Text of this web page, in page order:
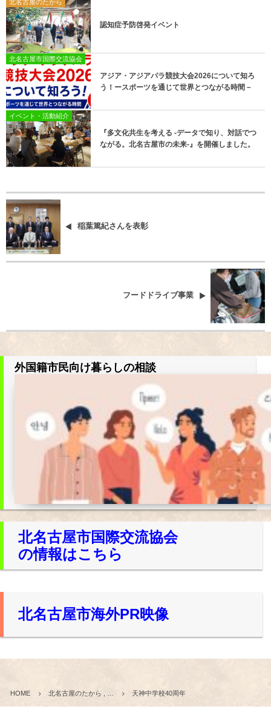
北名古屋のたから
認知症予防啓発イベント
北名古屋市国際交流協会
アジア・アジアパラ競技大会2026について知ろ
う！ースポーツを通じて世界とつながる時間－
イベント・活動紹介
『多文化共生を考える -データで知り、対話でつ
ながる。北名古屋市の未来-』を開催しました。
稲葉篤紀さんを表彰
フードドライブ事業
外国籍市民向け暮らしの相談
北名古屋市国際交流協会
の情報はこちら
北名古屋市海外PR映像
HOME 北名古屋のたから , … 天神中学校40周年